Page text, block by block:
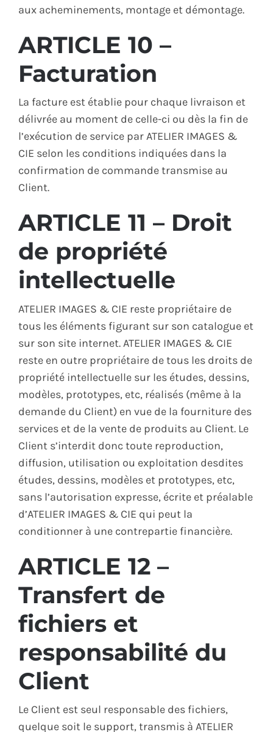
aux acheminements, montage et démontage.
ARTICLE 10 –
Facturation
La facture est établie pour chaque livraison et
délivrée au moment de celle-ci ou dès la fin de
l’exécution de service par ATELIER IMAGES &
CIE selon les conditions indiquées dans la
confirmation de commande transmise au
Client.
ARTICLE 11 – Droit
de propriété
intellectuelle
ATELIER IMAGES & CIE reste propriétaire de
tous les éléments figurant sur son catalogue et
sur son site internet. ATELIER IMAGES & CIE
reste en outre propriétaire de tous les droits de
propriété intellectuelle sur les études, dessins,
modèles, prototypes, etc, réalisés (même à la
demande du Client) en vue de la fourniture des
services et de la vente de produits au Client. Le
Client s’interdit donc toute reproduction,
diffusion, utilisation ou exploitation desdites
études, dessins, modèles et prototypes, etc,
sans l’autorisation expresse, écrite et préalable
d’ATELIER IMAGES & CIE qui peut la
conditionner à une contrepartie financière.
ARTICLE 12 –
Transfert de
fichiers et
responsabilité du
Client
Le Client est seul responsable des fichiers,
quelque soit le support, transmis à ATELIER